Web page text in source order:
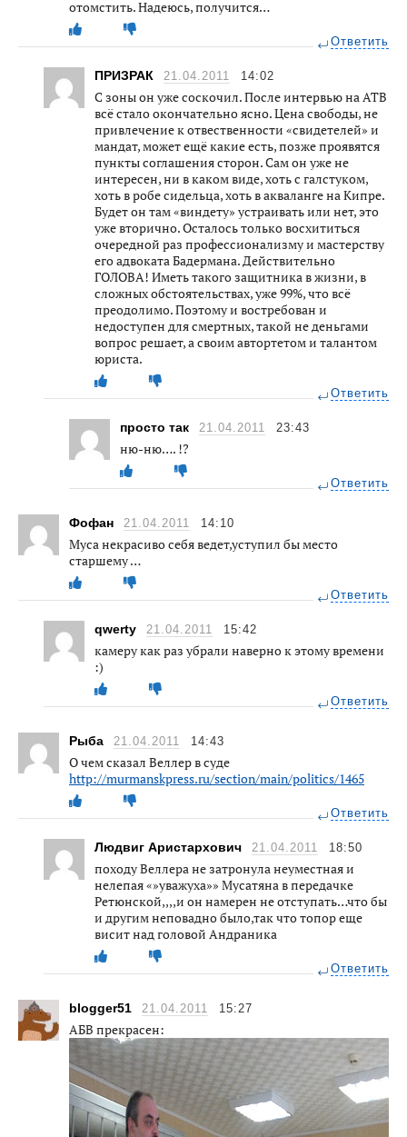
отомстить. Надеюсь, получится…
Ответить
ПРИЗРАК 21.04.2011 14:02
С зоны он уже соскочил. После интервью на АТВ
всё стало окончательно ясно. Цена свободы, не
привлечение к отвественности «свидетелей» и
мандат, может ещё какие есть, позже проявятся
пункты соглашения сторон. Сам он уже не
интересен, ни в каком виде, хоть с галстуком,
хоть в робе сидельца, хоть в акваланге на Кипре.
Будет он там «виндету» устраивать или нет, это
уже вторично. Осталось только восхититься
очередной раз профессионализму и мастерству
его адвоката Бадермана. Действительно
ГОЛОВА! Иметь такого защитника в жизни, в
сложных обстоятельствах, уже 99%, что всё
преодолимо. Поэтому и востребован и
недоступен для смертных, такой не деньгами
вопрос решает, а своим автортетом и талантом
юриста.
Ответить
просто так 21.04.2011 23:43
ню-ню…. !?
Ответить
Фофан 21.04.2011 14:10
Муса некрасиво себя ведет,уступил бы место
старшему …
Ответить
qwerty 21.04.2011 15:42
камеру как раз убрали наверно к этому времени
:)
Ответить
Рыба 21.04.2011 14:43
О чем сказал Веллер в суде
http://murmanskpress.ru/section/main/politics/1465
Ответить
Людвиг Аристархович 21.04.2011 18:50
походу Веллера не затронула неуместная и
нелепая «»уважуха»» Мусатяна в передачке
Ретюнской,,,,и он намерен не отступать…что бы
и другим неповадно было,так что топор еще
висит над головой Андраника
Ответить
blogger51 21.04.2011 15:27
АБВ прекрасен: